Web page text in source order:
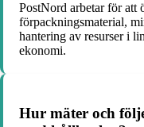
PostNord arbetar för att
förpackningsmaterial,
hantering av resurser i
ekonomi.
Hur mäter och